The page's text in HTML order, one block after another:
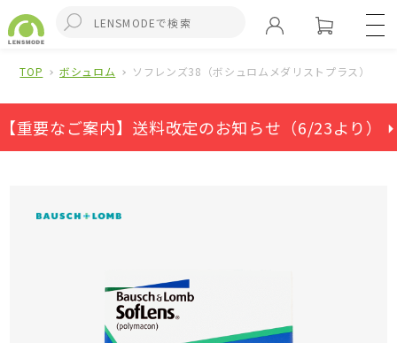
TOP ボシュロム ソフレンズ38（ボシュロムメダリストプラス）
【重要なご案内】送料改定のお知らせ（6/23より） ⏵